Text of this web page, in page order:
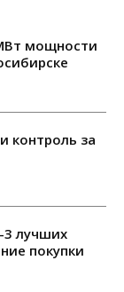
мощности
контроль за
3 лучших
покупки